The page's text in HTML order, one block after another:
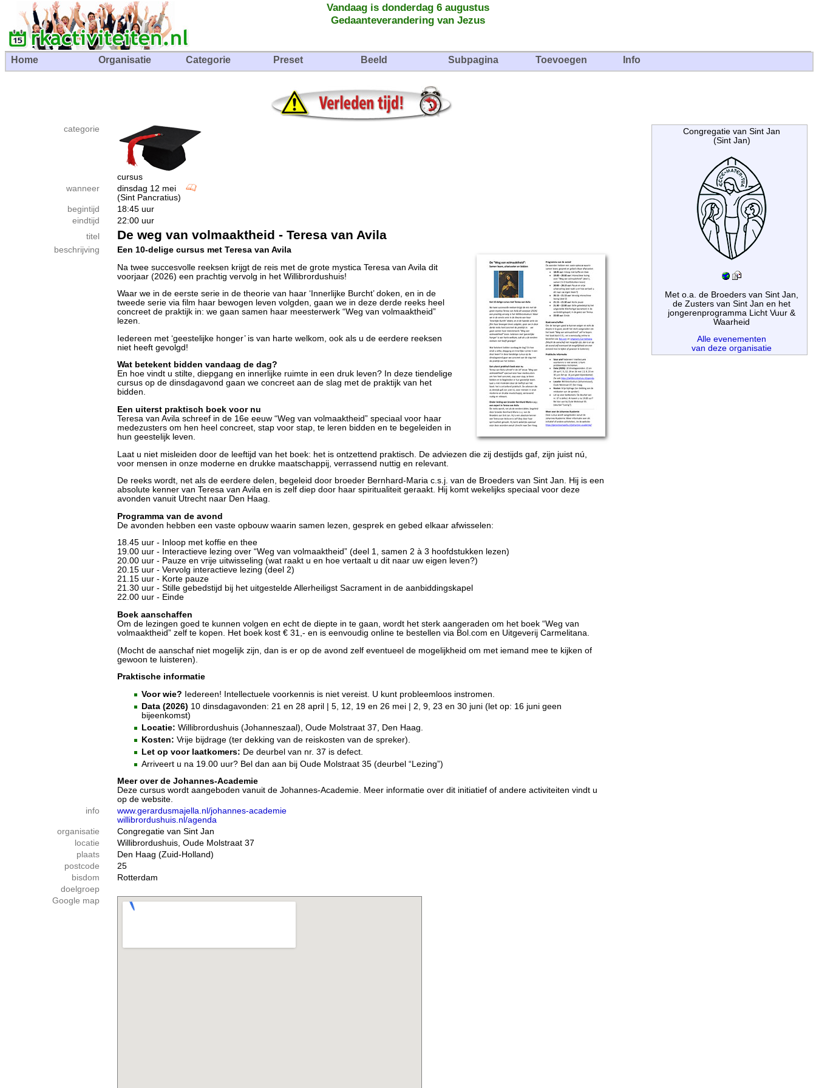
Vandaag is donderdag 6 augustus
Gedaanteverandering van Jezus
Home Organisatie Categorie Preset Beeld Subpagina Toevoegen Info
categorie
cursus
Congregatie van Sint Jan
(Sint Jan)
Met o.a. de Broeders van Sint Jan,
de Zusters van Sint Jan en het
jongerenprogramma Licht Vuur &
Waarheid
Alle evenementen
van deze organisatie
wanneer
dinsdag 12 mei
(Sint Pancratius)
begintijd
18:45 uur
eindtijd
22:00 uur
titel
De weg van volmaaktheid - Teresa van Avila
beschrijving
Een 10-delige cursus met Teresa van Avila
Na twee succesvolle reeksen krijgt de reis met de grote mystica Teresa van Avila dit
voorjaar (2026) een prachtig vervolg in het Willibrordushuis!
Waar we in de eerste serie in de theorie van haar ‘Innerlijke Burcht’ doken, en in de
tweede serie via film haar bewogen leven volgden, gaan we in deze derde reeks heel
concreet de praktijk in: we gaan samen haar meesterwerk “Weg van volmaaktheid”
lezen.
Iedereen met ‘geestelijke honger’ is van harte welkom, ook als u de eerdere reeksen
niet heeft gevolgd!
Wat betekent bidden vandaag de dag?
En hoe vindt u stilte, diepgang en innerlijke ruimte in een druk leven? In deze tiendelige
cursus op de dinsdagavond gaan we concreet aan de slag met de praktijk van het
bidden.
Een uiterst praktisch boek voor nu
Teresa van Avila schreef in de 16e eeuw “Weg van volmaaktheid” speciaal voor haar
medezusters om hen heel concreet, stap voor stap, te leren bidden en te begeleiden in
hun geestelijk leven.
Laat u niet misleiden door de leeftijd van het boek: het is ontzettend praktisch. De adviezen die zij destijds gaf, zijn juist nú,
voor mensen in onze moderne en drukke maatschappij, verrassend nuttig en relevant.
De reeks wordt, net als de eerdere delen, begeleid door broeder Bernhard-Maria c.s.j. van de Broeders van Sint Jan. Hij is een
absolute kenner van Teresa van Avila en is zelf diep door haar spiritualiteit geraakt. Hij komt wekelijks speciaal voor deze
avonden vanuit Utrecht naar Den Haag.
Programma van de avond
De avonden hebben een vaste opbouw waarin samen lezen, gesprek en gebed elkaar afwisselen:
18.45 uur - Inloop met koffie en thee
19.00 uur - Interactieve lezing over “Weg van volmaaktheid” (deel 1, samen 2 à 3 hoofdstukken lezen)
20.00 uur - Pauze en vrije uitwisseling (wat raakt u en hoe vertaalt u dit naar uw eigen leven?)
20.15 uur - Vervolg interactieve lezing (deel 2)
21.15 uur - Korte pauze
21.30 uur - Stille gebedstijd bij het uitgestelde Allerheiligst Sacrament in de aanbiddingskapel
22.00 uur - Einde
Boek aanschaffen
Om de lezingen goed te kunnen volgen en echt de diepte in te gaan, wordt het sterk aangeraden om het boek “Weg van
volmaaktheid” zelf te kopen. Het boek kost € 31,- en is eenvoudig online te bestellen via Bol.com en Uitgeverij Carmelitana.
(Mocht de aanschaf niet mogelijk zijn, dan is er op de avond zelf eventueel de mogelijkheid om met iemand mee te kijken of
gewoon te luisteren).
Praktische informatie
Voor wie? Iedereen! Intellectuele voorkennis is niet vereist. U kunt probleemloos instromen.
Data (2026) 10 dinsdagavonden: 21 en 28 april | 5, 12, 19 en 26 mei | 2, 9, 23 en 30 juni (let op: 16 juni geen
bijeenkomst)
Locatie: Willibrordushuis (Johanneszaal), Oude Molstraat 37, Den Haag.
Kosten: Vrije bijdrage (ter dekking van de reiskosten van de spreker).
Let op voor laatkomers: De deurbel van nr. 37 is defect.
Arriveert u na 19.00 uur? Bel dan aan bij Oude Molstraat 35 (deurbel “Lezing”)
Meer over de Johannes-Academie
Deze cursus wordt aangeboden vanuit de Johannes-Academie. Meer informatie over dit initiatief of andere activiteiten vindt u
op de website.
info
www.gerardusmajella.nl/johannes-academie
willibrordushuis.nl/agenda
organisatie
Congregatie van Sint Jan
locatie
Willibrordushuis, Oude Molstraat 37
plaats
Den Haag (Zuid-Holland)
postcode
25
bisdom
Rotterdam
doelgroep
Google map